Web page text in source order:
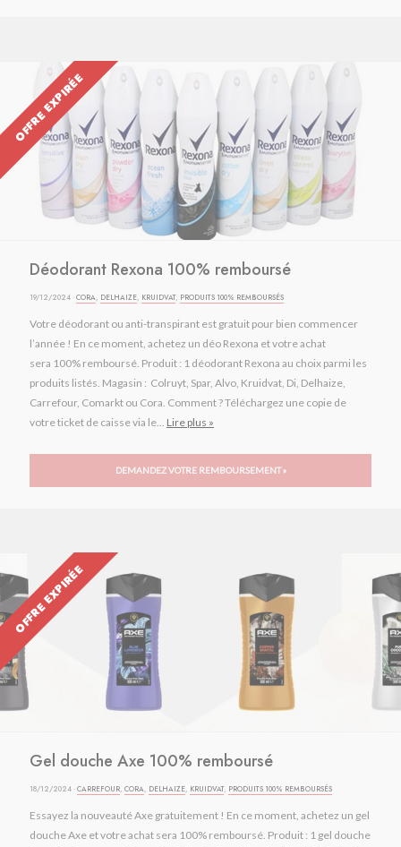
OFFRE EXPIRÉE
Déodorant Rexona 100% remboursé
19/12/2024 ·CORA, DELHAIZE, KRUIDVAT, PRODUITS 100% REMBOURSÉS
Votre déodorant ou anti-transpirant est gratuit pour bien commencer
l’année ! En ce moment, achetez un déo Rexona et votre achat
sera 100% remboursé. Produit : 1 déodorant Rexona au choix parmi les
produits listés. Magasin : Colruyt, Spar, Alvo, Kruidvat, Di, Delhaize,
Carrefour, Comarkt ou Cora. Comment ? Téléchargez une copie de
votre ticket de caisse via le... Lire plus »
DEMANDEZ VOTRE REMBOURSEMENT »
OFFRE EXPIRÉE
Gel douche Axe 100% remboursé
18/12/2024 ·CARREFOUR, CORA, DELHAIZE, KRUIDVAT, PRODUITS 100% REMBOURSÉS
Essayez la nouveauté Axe gratuitement ! En ce moment, achetez un gel
douche Axe et votre achat sera 100% remboursé. Produit : 1 gel douche